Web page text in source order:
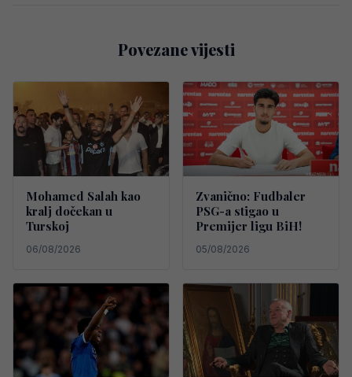
Povezane vijesti
Mohamed Salah kao
kralj dočekan u
Turskoj
06/08/2026
Zvanično: Fudbaler
PSG-a stigao u
Premijer ligu BiH!
05/08/2026